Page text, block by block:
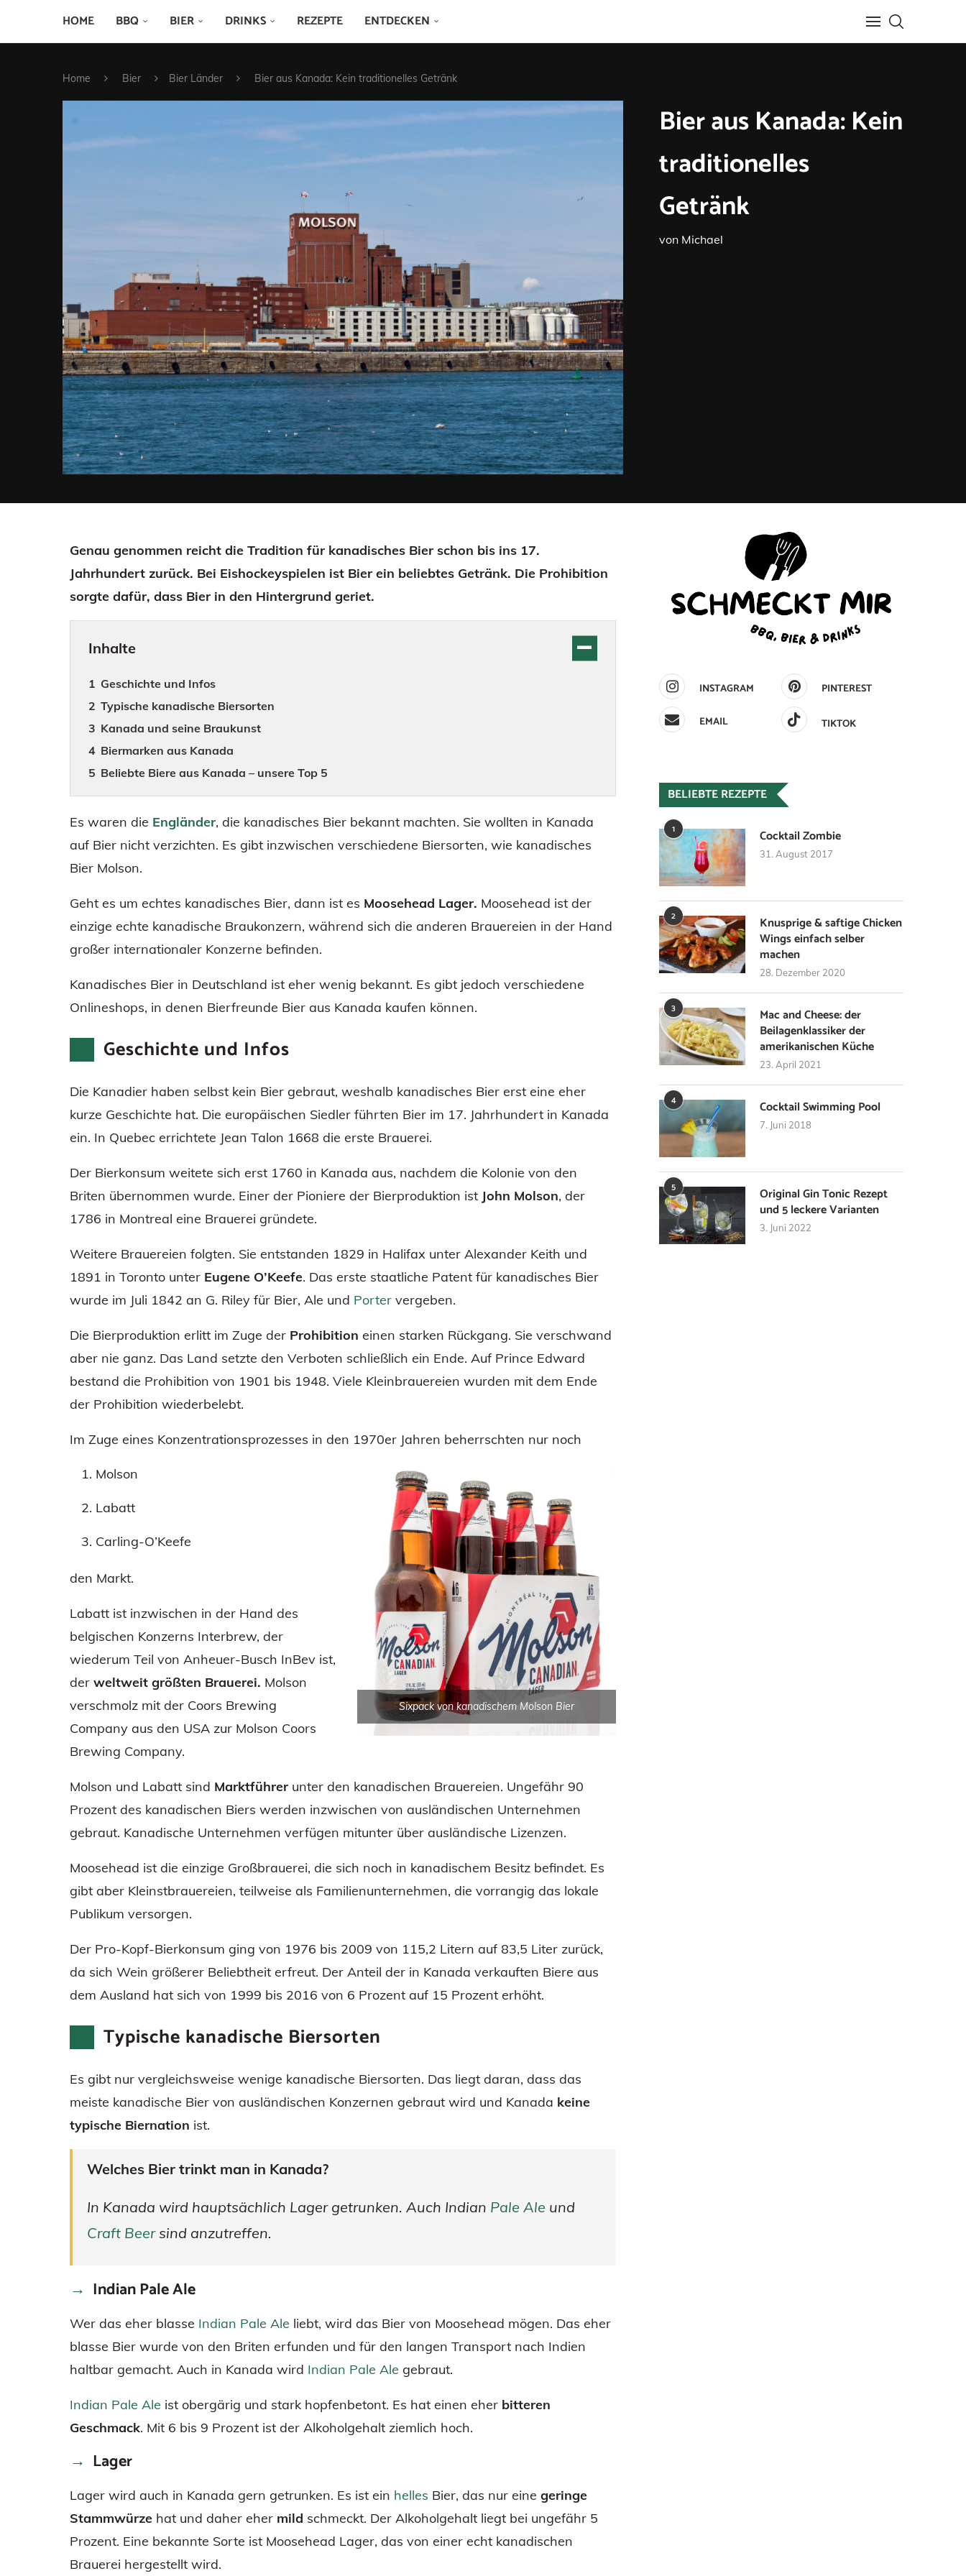
HOME BBQ BIER DRINKS REZEPTE ENTDECKEN
Home Bier Bier Länder Bier aus Kanada: Kein traditionelles Getränk
Bier aus Kanada: Kein
traditionelles
Getränk
von Michael
Genau genommen reicht die Tradition für kanadisches Bier schon bis ins 17.
Jahrhundert zurück. Bei Eishockeyspielen ist Bier ein beliebtes Getränk. Die Prohibition
sorgte dafür, dass Bier in den Hintergrund geriet.
Inhalte
Geschichte und Infos
Typische kanadische Biersorten
Kanada und seine Braukunst
Biermarken aus Kanada
Beliebte Biere aus Kanada – unsere Top 5
Es waren die Engländer, die kanadisches Bier bekannt machten. Sie wollten in Kanada
auf Bier nicht verzichten. Es gibt inzwischen verschiedene Biersorten, wie kanadisches
Bier Molson.
Geht es um echtes kanadisches Bier, dann ist es Moosehead Lager. Moosehead ist der
einzige echte kanadische Braukonzern, während sich die anderen Brauereien in der Hand
großer internationaler Konzerne befinden.
Kanadisches Bier in Deutschland ist eher wenig bekannt. Es gibt jedoch verschiedene
Onlineshops, in denen Bierfreunde Bier aus Kanada kaufen können.
Geschichte und Infos
Die Kanadier haben selbst kein Bier gebraut, weshalb kanadisches Bier erst eine eher
kurze Geschichte hat. Die europäischen Siedler führten Bier im 17. Jahrhundert in Kanada
ein. In Quebec errichtete Jean Talon 1668 die erste Brauerei.
Der Bierkonsum weitete sich erst 1760 in Kanada aus, nachdem die Kolonie von den
Briten übernommen wurde. Einer der Pioniere der Bierproduktion ist John Molson, der
1786 in Montreal eine Brauerei gründete.
Weitere Brauereien folgten. Sie entstanden 1829 in Halifax unter Alexander Keith und
1891 in Toronto unter Eugene O’Keefe. Das erste staatliche Patent für kanadisches Bier
wurde im Juli 1842 an G. Riley für Bier, Ale und Porter vergeben.
Die Bierproduktion erlitt im Zuge der Prohibition einen starken Rückgang. Sie verschwand
aber nie ganz. Das Land setzte den Verboten schließlich ein Ende. Auf Prince Edward
bestand die Prohibition von 1901 bis 1948. Viele Kleinbrauereien wurden mit dem Ende
der Prohibition wiederbelebt.
Im Zuge eines Konzentrationsprozesses in den 1970er Jahren beherrschten nur noch
Sixpack von kanadischem Molson Bier
Molson
Labatt
Carling-O’Keefe
den Markt.
Labatt ist inzwischen in der Hand des
belgischen Konzerns Interbrew, der
wiederum Teil von Anheuer-Busch InBev ist,
der weltweit größten Brauerei. Molson
verschmolz mit der Coors Brewing
Company aus den USA zur Molson Coors
Brewing Company.
Molson und Labatt sind Marktführer unter den kanadischen Brauereien. Ungefähr 90
Prozent des kanadischen Biers werden inzwischen von ausländischen Unternehmen
gebraut. Kanadische Unternehmen verfügen mitunter über ausländische Lizenzen.
Moosehead ist die einzige Großbrauerei, die sich noch in kanadischem Besitz befindet. Es
gibt aber Kleinstbrauereien, teilweise als Familienunternehmen, die vorrangig das lokale
Publikum versorgen.
Der Pro-Kopf-Bierkonsum ging von 1976 bis 2009 von 115,2 Litern auf 83,5 Liter zurück,
da sich Wein größerer Beliebtheit erfreut. Der Anteil der in Kanada verkauften Biere aus
dem Ausland hat sich von 1999 bis 2016 von 6 Prozent auf 15 Prozent erhöht.
Typische kanadische Biersorten
Es gibt nur vergleichsweise wenige kanadische Biersorten. Das liegt daran, dass das
meiste kanadische Bier von ausländischen Konzernen gebraut wird und Kanada keine
typische Biernation ist.
Welches Bier trinkt man in Kanada?
In Kanada wird hauptsächlich Lager getrunken. Auch Indian Pale Ale und
Craft Beersind anzutreffen.
Indian Pale Ale
Wer das eher blasse Indian Pale Ale liebt, wird das Bier von Moosehead mögen. Das eher
blasse Bier wurde von den Briten erfunden und für den langen Transport nach Indien
haltbar gemacht. Auch in Kanada wird Indian Pale Ale gebraut.
Indian Pale Ale ist obergärig und stark hopfenbetont. Es hat einen eher bitteren
Geschmack. Mit 6 bis 9 Prozent ist der Alkoholgehalt ziemlich hoch.
Lager
Lager wird auch in Kanada gern getrunken. Es ist ein helles Bier, das nur eine geringe
Stammwürze hat und daher eher mild schmeckt. Der Alkoholgehalt liegt bei ungefähr 5
Prozent. Eine bekannte Sorte ist Moosehead Lager, das von einer echt kanadischen
Brauerei hergestellt wird.
INSTAGRAM
PINTEREST
EMAIL
TIKTOK
BELIEBTE REZEPTE
1 Cocktail Zombie
31. August 2017
2
Knusprige & saftige Chicken
Wings einfach selber
machen
28. Dezember 2020
3
Mac and Cheese: der
Beilagenklassiker der
amerikanischen Küche
23. April 2021
4 Cocktail Swimming Pool
7. Juni 2018
5
Original Gin Tonic Rezept
und 5 leckere Varianten
3. Juni 2022